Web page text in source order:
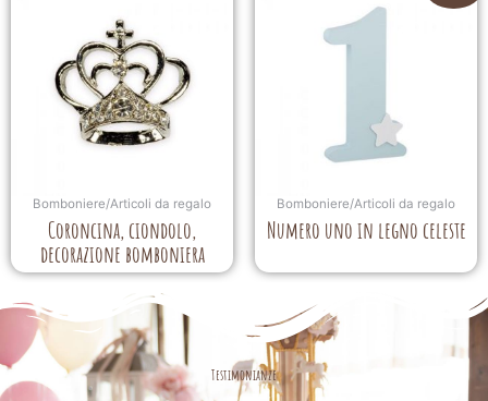
Bomboniere/Articoli da regalo
Coroncina, ciondolo,
decorazione bomboniera
Bomboniere/Articoli da regalo
Numero uno in legno celeste
Testimonianze